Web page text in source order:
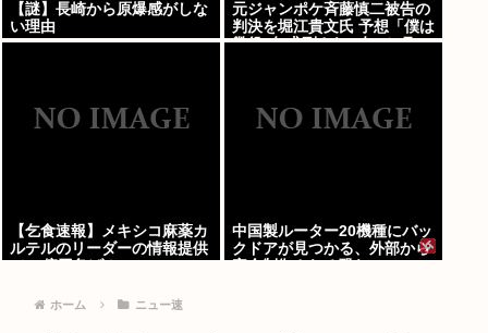
【謎】長崎から原爆感がしな
い理由
元ジャンポケ斉藤慎二被告の
判決を堀江貴文氏 予想「僕は
懲役4年求刑され 2年6か月の
【乞食速報】メキシコ麻薬カ
ルテルのリーダーの情報提供
中国製ルーター20機種にバッ
クドアが見つかる、外部から
ホーム ニュー速